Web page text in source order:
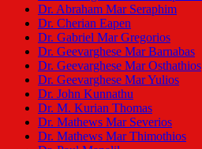
Dr. Abraham Mar Seraphim
Dr. Cherian Eapen
Dr. Gabriel Mar Gregorios
Dr. Geevarghese Mar Barnabas
Dr. Geevarghese Mar Osthathios
Dr. Geevarghese Mar Yulios
Dr. John Kunnathu
Dr. M. Kurian Thomas
Dr. Mathews Mar Severios
Dr. Mathews Mar Thimothios